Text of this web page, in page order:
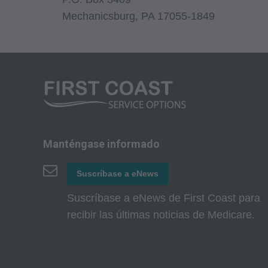
Mechanicsburg, PA 17055-1849
Manténgase informado
Suscríbase a eNews
Suscríbase a eNews de First Coast para
recibir las últimas noticias de Medicare.
administrados por
copias de CPT
atada por este
uso comercial de
obtenerse a
60610. Las
Aviso Legal de
CPT se
otras, las